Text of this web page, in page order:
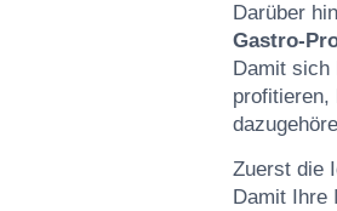
Darüber
Gastro-
Damit sich
profitieren,
Zuerst die
Damit Ihre